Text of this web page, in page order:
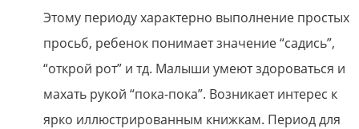
Этому периоду характерно выполнение простых
просьб, ребенок понимает значение “садись”,
“открой рот” и тд. Малыши умеют здороваться и
махать рукой “пока-пока”. Возникает интерес к
ярко иллюстрированным книжкам. Период для